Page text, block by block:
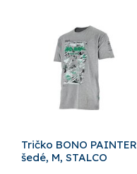
Tričko BONO PAINTER
šedé, M, STALCO